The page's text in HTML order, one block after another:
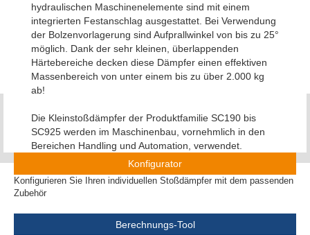
hydraulischen Maschinenelemente sind mit einem
integrierten Festanschlag ausgestattet. Bei Verwendung
der Bolzenvorlagerung sind Aufprallwinkel von bis zu 25°
möglich. Dank der sehr kleinen, überlappenden
Härtebereiche decken diese Dämpfer einen effektiven
Massenbereich von unter einem bis zu über 2.000 kg
ab!
Die Kleinstoßdämpfer der Produktfamilie SC190 bis
SC925 werden im Maschinenbau, vornehmlich in den
Bereichen Handling und Automation, verwendet.
Konfigurator
Konfigurieren Sie Ihren individuellen Stoßdämpfer mit dem passenden
Zubehör
Berechnungs-Tool